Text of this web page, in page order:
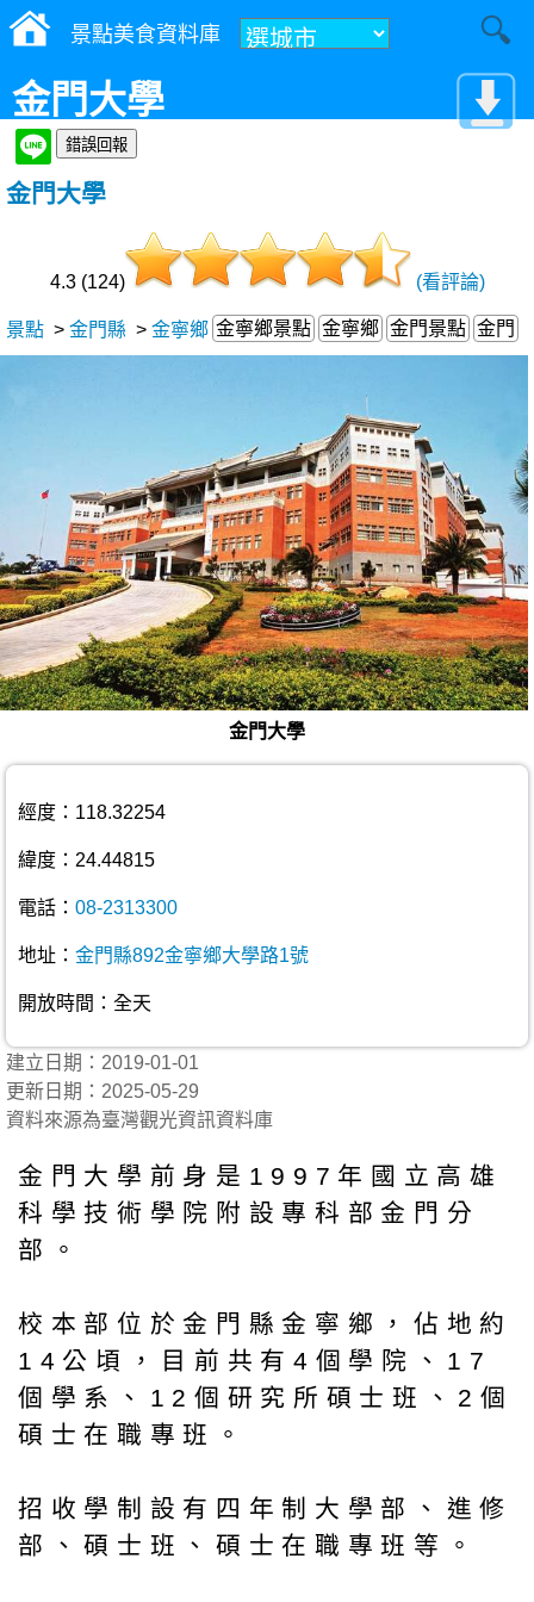
景點美食資料庫
金門大學
金門大學
4.3 (124) (看評論)
景點 > 金門縣 > 金寧鄉 金寧鄉景點 金寧鄉 金門景點 金門
金門大學
經度：118.32254
緯度：24.44815
電話： 08-2313300
地址： 金門縣892金寧鄉大學路1號
開放時間：全天
建立日期：2019-01-01
更新日期：2025-05-29
資料來源為臺灣觀光資訊資料庫
金門大學前身是1997年國立高雄
科學技術學院附設專科部金門分
部。
校本部位於金門縣金寧鄉，佔地約
14公頃，目前共有4個學院、17
個學系、12個研究所碩士班、2個
碩士在職專班。
招收學制設有四年制大學部、進修
部、碩士班、碩士在職專班等。